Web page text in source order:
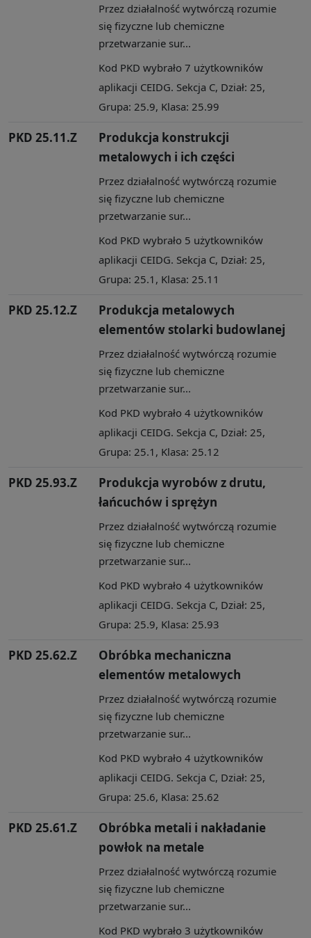
Przez działalność wytwórczą rozumie
się fizyczne lub chemiczne
przetwarzanie sur...
Kod PKD wybrało 7 użytkowników
aplikacji CEIDG. Sekcja C, Dział: 25,
Grupa: 25.9, Klasa: 25.99
PKD 25.11.Z
Produkcja konstrukcji
metalowych i ich części
Przez działalność wytwórczą rozumie
się fizyczne lub chemiczne
przetwarzanie sur...
Kod PKD wybrało 5 użytkowników
aplikacji CEIDG. Sekcja C, Dział: 25,
Grupa: 25.1, Klasa: 25.11
PKD 25.12.Z
Produkcja metalowych
elementów stolarki budowlanej
Przez działalność wytwórczą rozumie
się fizyczne lub chemiczne
przetwarzanie sur...
Kod PKD wybrało 4 użytkowników
aplikacji CEIDG. Sekcja C, Dział: 25,
Grupa: 25.1, Klasa: 25.12
PKD 25.93.Z
Produkcja wyrobów z drutu,
łańcuchów i sprężyn
Przez działalność wytwórczą rozumie
się fizyczne lub chemiczne
przetwarzanie sur...
Kod PKD wybrało 4 użytkowników
aplikacji CEIDG. Sekcja C, Dział: 25,
Grupa: 25.9, Klasa: 25.93
PKD 25.62.Z
Obróbka mechaniczna
elementów metalowych
Przez działalność wytwórczą rozumie
się fizyczne lub chemiczne
przetwarzanie sur...
Kod PKD wybrało 4 użytkowników
aplikacji CEIDG. Sekcja C, Dział: 25,
Grupa: 25.6, Klasa: 25.62
PKD 25.61.Z
Obróbka metali i nakładanie
powłok na metale
Przez działalność wytwórczą rozumie
się fizyczne lub chemiczne
przetwarzanie sur...
Kod PKD wybrało 3 użytkowników